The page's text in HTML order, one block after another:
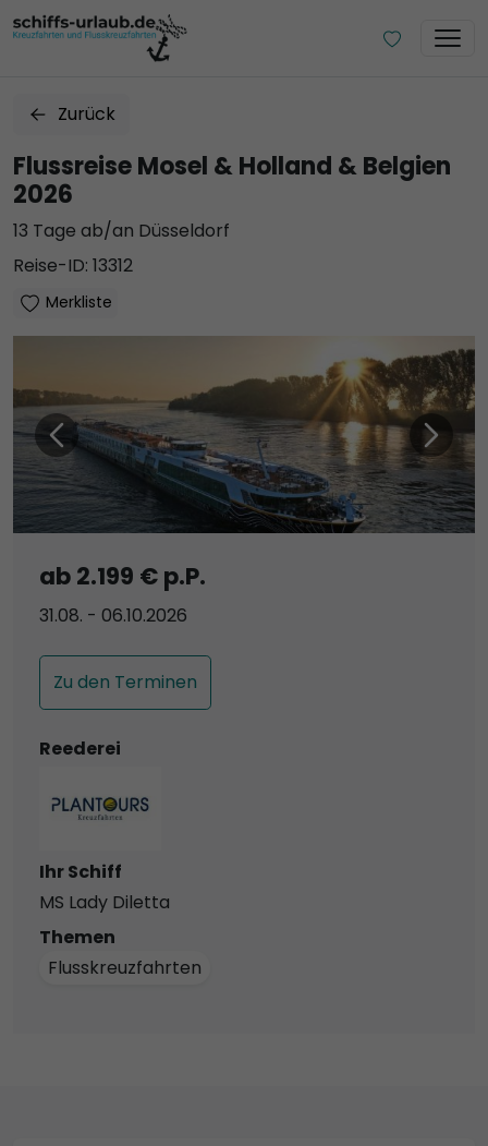
Zurück
Flussreise Mosel & Holland & Belgien
2026
13 Tage ab/an Düsseldorf
Reise-ID: 13312
Merkliste
ab 2.199 € p.P.
31.08. - 06.10.2026
Zu den Terminen
Reederei
Ihr Schiff
MS Lady Diletta
Themen
Flusskreuzfahrten